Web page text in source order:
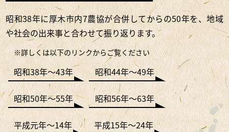
昭和38年に厚木市内7農協が合併してからの50年を、地域
や社会の出来事と合わせて振り返ります。
※詳しくは以下のリンクからご覧ください
昭和38年〜43年 昭和44年〜49年
昭和50年〜55年 昭和56年〜63年
平成元年〜14年 平成15年〜24年